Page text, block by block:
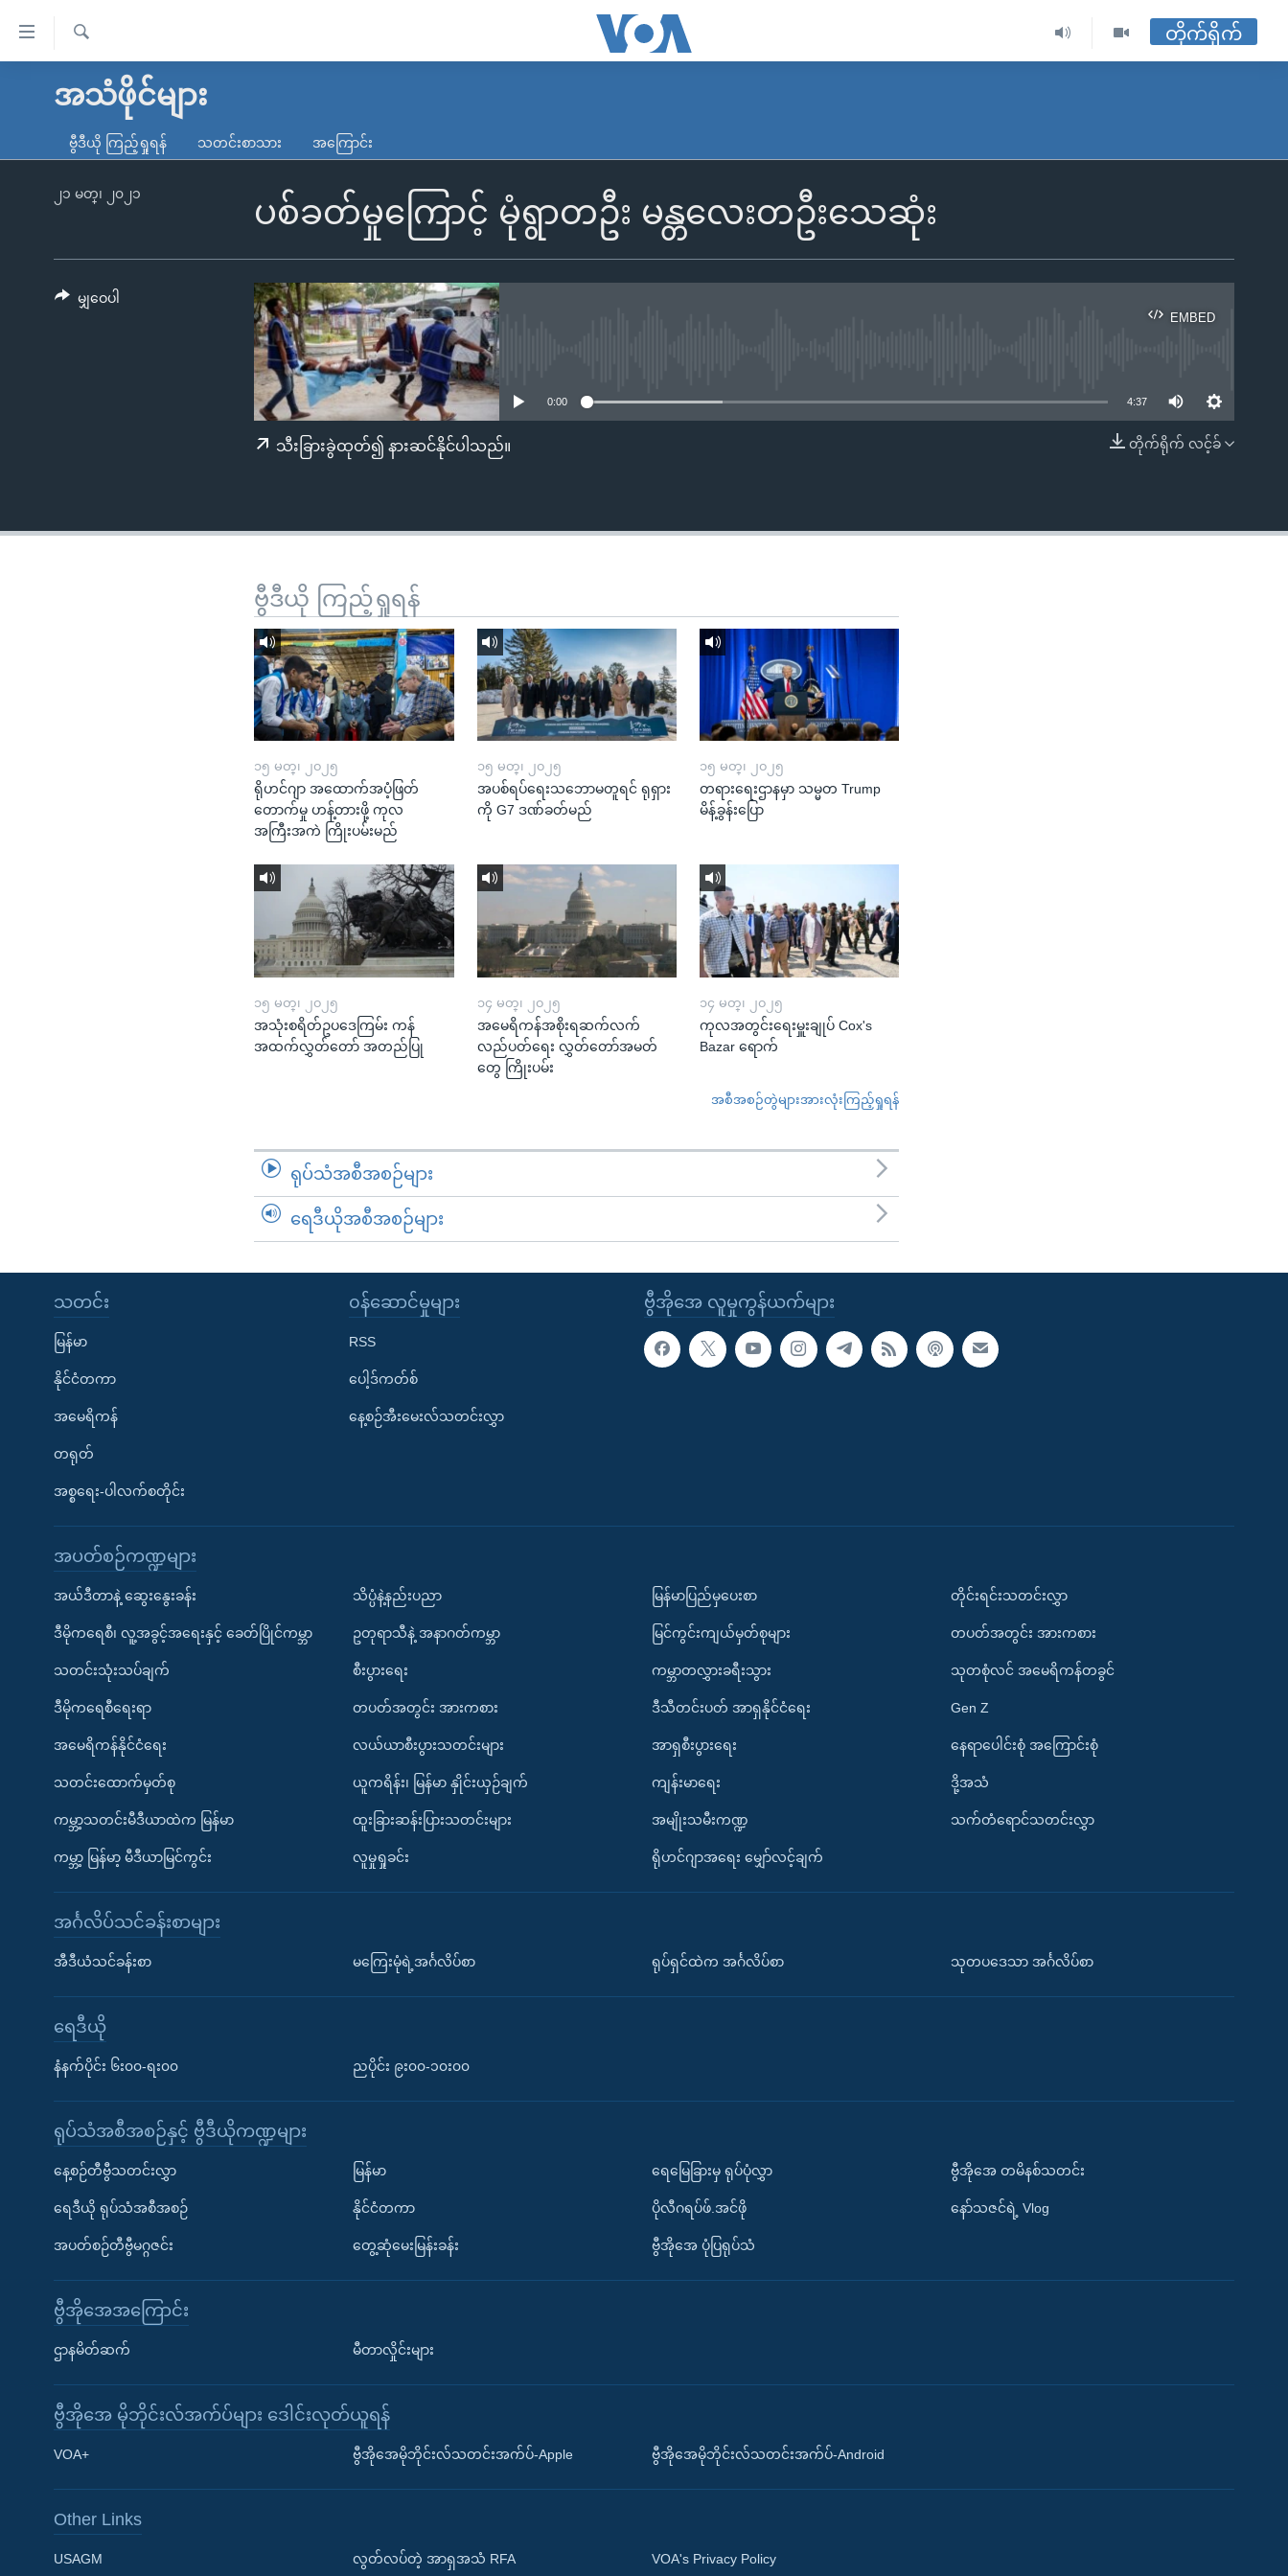
လွယ်ကူ
သည့်
ကျော်
မူလစာမျက်နှာ
ကမ္ဘာ့သတင်းများ
နိုင်ငံတကာ
တရုတ်
အစ္စရေး-ပါလက်စတိုင်း
ရပ်ဝန်းတခု လမ်းတခု အလွန်
အင်္ဂလိပ်စာလေ့လာမယ်
Learning English
ရ
တိုက်ရိုက်
အသံဖိုင်များ
ဗွီဒီယို ကြည့်ရှုရန် သတင်းစာသား အကြောင်း
ပစ်ခတ်မှုကြောင့် မုံရွာတဦး မန္တလေးတဦးသေဆုံး
၂၁ မတ္၊ ၂၀၂၁
EMBED
EMBED
0:00 4:37
တိုက်ရိုက် လင့်ခ်
သီးခြားခွဲထုတ်၍ နားဆင်နိုင်ပါသည်။
မျှဝေပါ
ဗွီဒီယို ကြည့်ရှုရန်
၁၅ မတ္၊ ၂၀၂၅
ရိုဟင်ဂျာ အထောက်အပံ့ဖြတ်
တောက်မှု ဟန့်တားဖို့ ကုလ
အကြီးအကဲ ကြိုးပမ်းမည်
၁၅ မတ္၊ ၂၀၂၅
အပစ်ရပ်ရေးသဘောမတူရင် ရုရှား
ကို G7 ဒဏ်ခတ်မည်
၁၅ မတ္၊ ၂၀၂၅
တရားရေးဌာနမှာ သမ္မတ Trump
မိန့်ခွန်းပြော
၁၅ မတ္၊ ၂၀၂၅
အသုံးစရိတ်ဥပဒေကြမ်း ကန်
အထက်လွှတ်တော် အတည်ပြု
၁၄ မတ္၊ ၂၀၂၅
အမေရိကန်အစိုးရဆက်လက်
လည်ပတ်ရေး လွှတ်တော်အမတ်
တွေ ကြိုးပမ်း
၁၄ မတ္၊ ၂၀၂၅
ကုလအတွင်းရေးမှူးချုပ် Cox's
Bazar ရောက်
အစီအစဉ်တွဲများအားလုံးကြည့်ရှုရန်
ရုပ်သံအစီအစဉ်များ
ရေဒီယိုအစီအစဉ်များ
ဗွီအိုအေ လူမှုကွန်ယက်များ
သတင်း
မြန်မာ
နိုင်ငံတကာ
အမေရိကန်
တရုတ်
အစ္စရေး-ပါလက်စတိုင်း
၀န်ဆောင်မှုများ
RSS
ပေါ့ဒ်ကတ်စ်
နေ့စဉ်အီးမေးလ်သတင်းလွှာ
အပတ်စဉ်ကဏ္ဍများ
အယ်ဒီတာနဲ့ ဆွေးနွေးခန်း
ဒီမိုကရေစီ၊ လူ့အခွင့်အရေးနှင့် ခေတ်ပြိုင်ကမ္ဘာ
သတင်းသုံးသပ်ချက်
ဒီမိုကရေစီရေးရာ
အမေရိကန်နိုင်ငံရေး
သတင်းထောက်မှတ်စု
ကမ္ဘာ့သတင်းမီဒီယာထဲက မြန်မာ
ကမ္ဘာ့ မြန်မာ့ မီဒီယာမြင်ကွင်း
သိပ္ပံနဲ့နည်းပညာ
ဥတုရာသီနဲ့ အနာဂတ်ကမ္ဘာ
စီးပွားရေး
တပတ်အတွင်း အားကစား
လယ်ယာစီးပွားသတင်းများ
ယူကရိန်း၊ မြန်မာ နှိုင်းယှဉ်ချက်
ထူးခြားဆန်းပြားသတင်းများ
လူမှုရှုခင်း
မြန်မာပြည်မှပေးစာ
မြင်ကွင်းကျယ်မှတ်စုများ
ကမ္ဘာတလွှားခရီးသွား
ဒီသီတင်းပတ် အာရှနိုင်ငံရေး
အာရှစီးပွားရေး
ကျန်းမာရေး
အမျိုးသမီးကဏ္ဍ
ရိုဟင်ဂျာအရေး မျှော်လင့်ချက်
တိုင်းရင်းသတင်းလွှာ
တပတ်အတွင်း အားကစား
သုတစုံလင် အမေရိကန်တခွင်
Gen Z
နေရာပေါင်းစုံ အကြောင်းစုံ
ဒို့အသံ
သက်တံရောင်သတင်းလွှာ
အင်္ဂလိပ်သင်ခန်းစာများ
အီဒီယံသင်ခန်းစာ မကြေးမုံရဲ့အင်္ဂလိပ်စာ ရုပ်ရှင်ထဲက အင်္ဂလိပ်စာ သုတပဒေသာ အင်္ဂလိပ်စာ
ရေဒီယို
နံနက်ပိုင်း ၆း၀၀-ရး၀၀ ညပိုင်း ၉း၀၀-၁၀း၀၀
ရုပ်သံအစီအစဉ်နှင့် ဗွီဒီယိုကဏ္ဍများ
နေ့စဉ်တီဗွီသတင်းလွှာ
ရေဒီယို ရုပ်သံအစီအစဉ်
အပတ်စဉ်တီဗွီမဂ္ဂဇင်း
မြန်မာ
နိုင်ငံတကာ
တွေ့ဆုံမေးမြန်းခန်း
ရေမြေခြားမှ ရုပ်ပုံလွှာ
ပိုလီဂရပ်ဖ်.အင်ဖို
ဗွီအိုအေ ပုံပြရုပ်သံ
ဗွီအိုအေ တမိနစ်သတင်း
နော်သဇင်ရဲ့ Vlog
ဗွီအိုအေအကြောင်း
ဌာနမိတ်ဆက် မီတာလှိုင်းများ
ဗွီအိုအေ မိုဘိုင်းလ်အက်ပ်များ ဒေါင်းလုတ်ယူရန်
VOA+ ဗွီအိုအေမိုဘိုင်းလ်သတင်းအက်ပ်-Apple ဗွီအိုအေမိုဘိုင်းလ်သတင်းအက်ပ်-Android
Other Links
USAGM လွတ်လပ်တဲ့ အာရှအသံ RFA VOA's Privacy Policy